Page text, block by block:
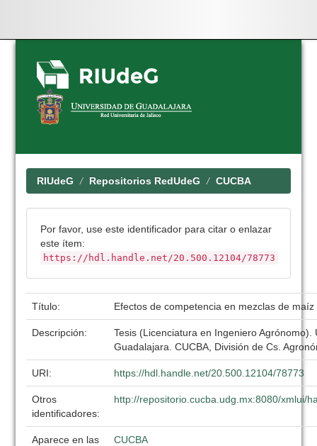
Skip
navigation
RIUdeG Repositorios RedUdeG CUCBA
Por favor, use este identificador para citar o enlazar
este ítem:
https://hdl.handle.net/20.500.12104/78773
Título: Efectos de competencia en mezclas de maíz
Descripción:
Tesis (Licenciatura en Ingeniero Agrónomo).
Guadalajara. CUCBA, División de Cs.
URI: https://hdl.handle.net/20.500.12104/78773
Otros
identificadores:
http://repositorio.cucba.udg.mx:8080/xmlui/
Aparece en las
CUCBA